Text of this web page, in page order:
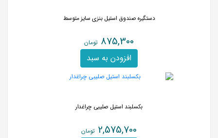
دستگیره صندوق استیل بنزی سایز متوسط
875,300 تومان
افزودن به سبد
بکسلبند استیل صلیبی چراغدار
2,575,700 تومان